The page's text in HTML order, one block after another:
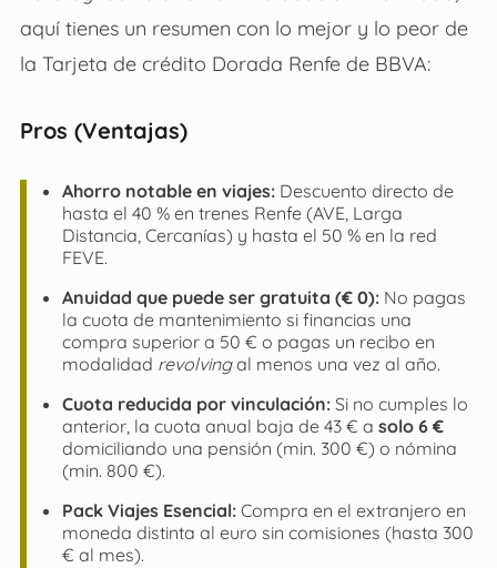
aquí tienes un resumen con lo mejor y lo peor de
la Tarjeta de crédito Dorada Renfe de BBVA:
Pros (Ventajas)
Ahorro notable en viajes:Descuento directo de
hasta el 40 % en trenes Renfe (AVE, Larga
Distancia, Cercanías) y hasta el 50 % en la red
FEVE.
Anuidad que puede ser gratuita (€ 0):No pagas
la cuota de mantenimiento si financias una
compra superior a 50 € o pagas un recibo en
modalidad revolvingal menos una vez al año.
Cuota reducida por vinculación:Si no cumples lo
anterior, la cuota anual baja de 43 € a solo 6 €
domiciliando una pensión (min. 300 €) o nómina
(min. 800 €).
Pack Viajes Esencial:Compra en el extranjero en
moneda distinta al euro sin comisiones (hasta 300
€ al mes).